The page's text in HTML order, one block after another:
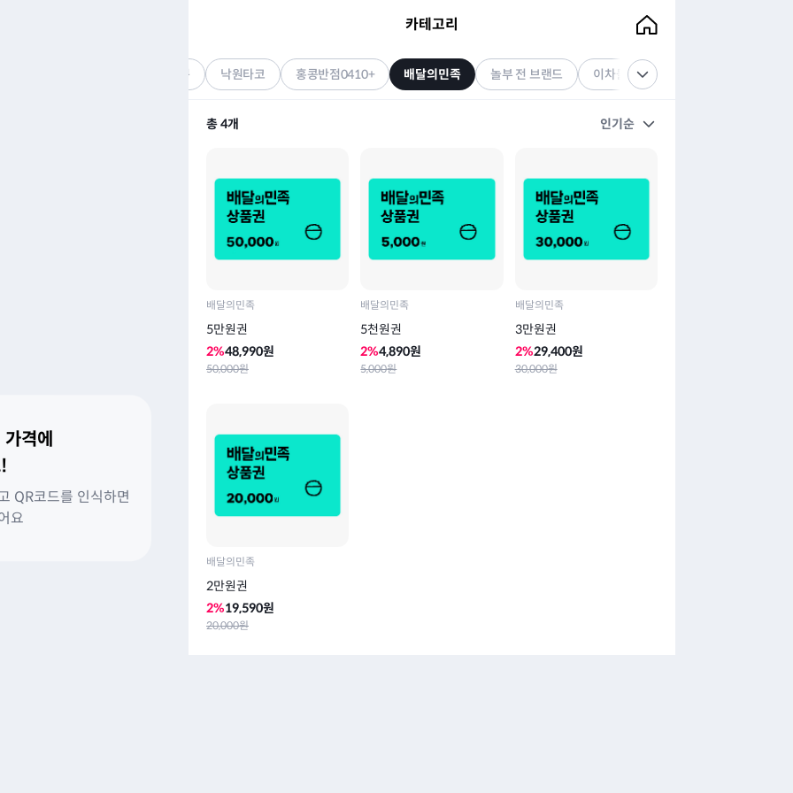
격에
QR코드를 인식하면
요
카테고리
배달의민족기프티콘
니뽕내뽕 낙원타코 홍콩반점0410+ 배달의민족 놀부 전 브랜드 이차돌 본도시락
총4개 인기순
배달의민족
5만원권
2%48,990원
50,000원
배달의민족
5천원권
2%4,890원
5,000원
배달의민족
3만원권
2%29,400원
30,000원
배달의민족
2만원권
2%19,590원
20,000원